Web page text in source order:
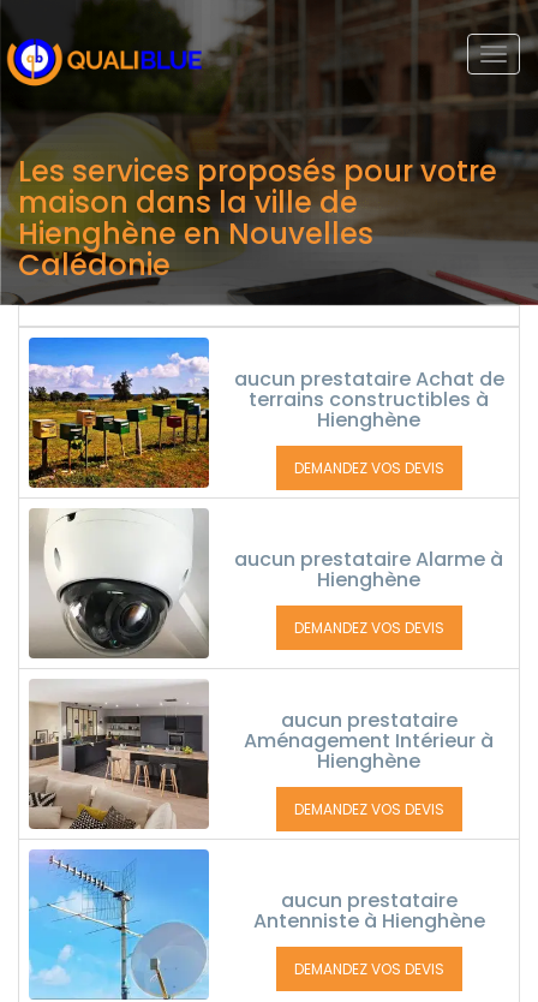
Les services proposés pour votre
maison dans la ville de
Hienghène en Nouvelles
Calédonie
aucun prestataire Achat de
terrains constructibles à
Hienghène
DEMANDEZ VOS DEVIS
aucun prestataire Alarme à
Hienghène
DEMANDEZ VOS DEVIS
aucun prestataire
Aménagement Intérieur à
Hienghène
DEMANDEZ VOS DEVIS
aucun prestataire
Antenniste à Hienghène
DEMANDEZ VOS DEVIS